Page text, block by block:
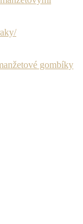
gombíky